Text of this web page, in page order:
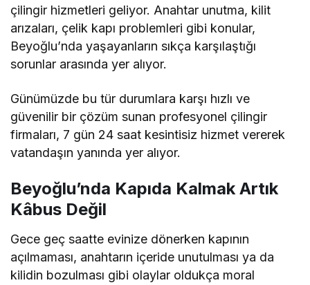
çilingir hizmetleri geliyor. Anahtar unutma, kilit
arızaları, çelik kapı problemleri gibi konular,
Beyoğlu’nda yaşayanların sıkça karşılaştığı
sorunlar arasında yer alıyor.
Günümüzde bu tür durumlara karşı hızlı ve
güvenilir bir çözüm sunan profesyonel çilingir
firmaları, 7 gün 24 saat kesintisiz hizmet vererek
vatandaşın yanında yer alıyor.
Beyoğlu’nda Kapıda Kalmak Artık
Kâbus Değil
Gece geç saatte evinize dönerken kapının
açılmaması, anahtarın içeride unutulması ya da
kilidin bozulması gibi olaylar oldukça moral